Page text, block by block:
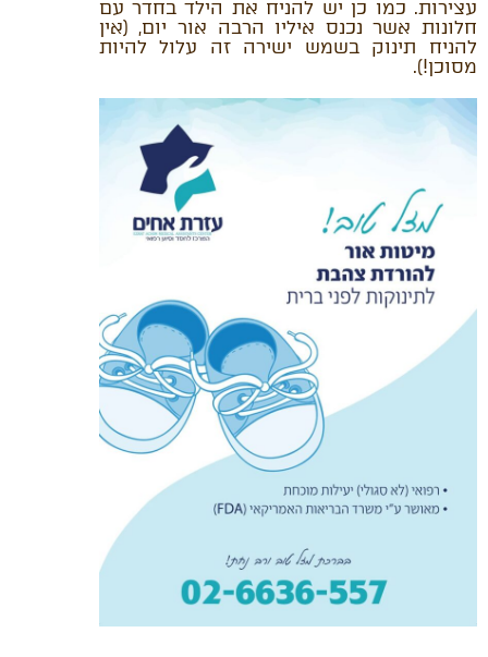
עצירות. כמו כן יש להניח את הילד בחדר עם
חלונות אשר נכנס איליו הרבה אור יום, (אין
להניח תינוק בשמש ישירה זה עלול להיות
מסוכן!).